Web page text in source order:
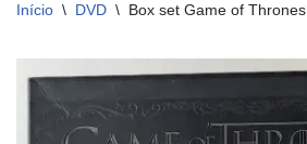
Início \ DVD \ Box set Game of Thrones